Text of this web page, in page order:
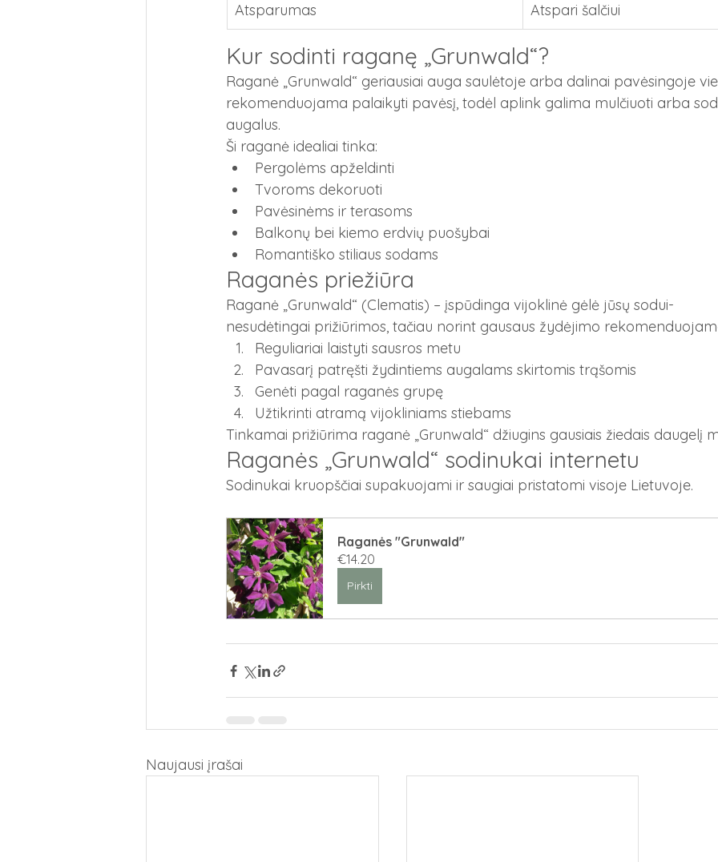
Atsparumas Atspari šalčiui
Kur sodinti raganę „Grunwald“?
Raganė „Grunwald“ geriausiai auga saulėtoje arba dalinai pavėsingoje
rekomenduojama palaikyti pavėsį, todėl aplink galima mulčiuoti arba
augalus.
Ši raganė idealiai tinka:
Pergolėms apželdinti
Tvoroms dekoruoti
Pavėsinėms ir terasoms
Balkonų bei kiemo erdvių puošybai
Romantiško stiliaus sodams
Raganės priežiūra
Raganė „Grunwald“ (Clematis) – įspūdinga vijoklinė gėlė jūsų sodui-
nesudėtingai prižiūrimos, tačiau norint gausaus žydėjimo
Reguliariai laistyti sausros metu
Pavasarį patręšti žydintiems augalams skirtomis trąšomis
Genėti pagal raganės grupę
Užtikrinti atramą vijokliniams stiebams
Tinkamai prižiūrima raganė „Grunwald“ džiugins gausiais žiedais daugelį
Raganės „Grunwald“ sodinukai internetu
Sodinukai kruopščiai supakuojami ir saugiai pristatomi visoje Lietuvoje.
Raganės "Grunwald"
€14.20
Pirkti
Naujausi įrašai